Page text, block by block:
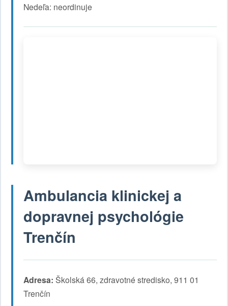
Nedeľa: neordinuje
Ambulancia klinickej a
dopravnej psychológie
Trenčín
Adresa: Školská 66, zdravotné stredisko, 911 01
Trenčín